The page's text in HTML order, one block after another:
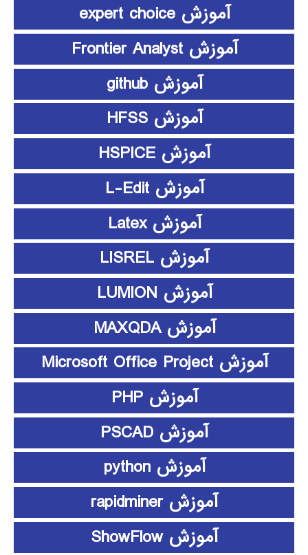
آموزش expert choice
آموزش Frontier Analyst
آموزش github
آموزش HFSS
آموزش HSPICE
آموزش L-Edit
آموزش Latex
آموزش LISREL
آموزش LUMION
آموزش MAXQDA
آموزش Microsoft Office Project
آموزش PHP
آموزش PSCAD
آموزش python
آموزش rapidminer
آموزش ShowFlow